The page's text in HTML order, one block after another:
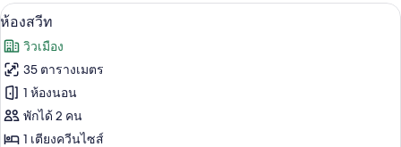
ห้อง
เนียร์
สวี
ท
เปิด
ภาพถ่าย
ทั้งหมด
ของ
ห้อง
เครื่องนอนระดับพรีเมียม, ผ้านวมขนเ
10
ห้องสวีท
วิวเมือง
35 ตารางเมตร
1 ห้องนอน
พักได้ 2 คน
1 เตียงควีนไซส์